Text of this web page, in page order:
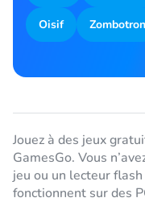
Oisif Zombotron
Jouez à des jeux
GamesGo. Vous
jeu ou un lecteur
fonctionnent sur des